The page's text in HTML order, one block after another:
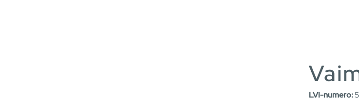
LVI-numero: